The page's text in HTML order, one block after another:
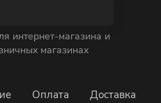
интернет-магазина и
магазинах
Оплата Доставка